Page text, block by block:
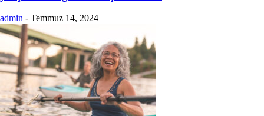
admin - Temmuz 14, 2024